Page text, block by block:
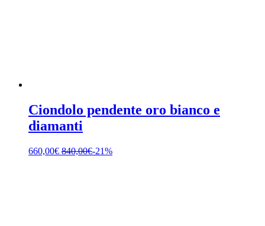
Ciondolo pendente oro bianco e
diamanti
660,00€ 840,00€-21%